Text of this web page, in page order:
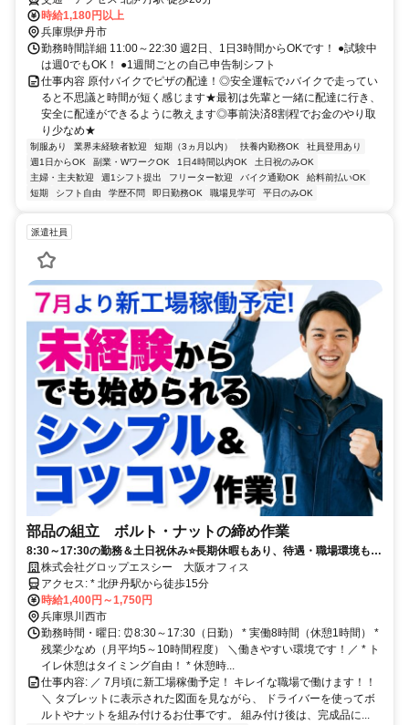
時給1,180円以上
兵庫県伊丹市
勤務時間詳細 11:00～22:30 週2日、1日3時間からOKです！ ●試験中
は週0でもOK！ ●1週間ごとの自己申告制シフト
仕事内容 原付バイクでピザの配達！◎安全運転で♪バイクで走ってい
ると不思議と時間が短く感じます★最初は先輩と一緒に配達に行き、
安全に配達ができるように教えます◎事前決済8割程でお金のやり取
り少なめ★
制服あり 業界未経験者歓迎 短期（3ヵ月以内） 扶養内勤務OK
社員登用あり
週1日からOK
副業・WワークOK 1日4時間以内OK
土日祝のみOK
主婦・主夫歓迎
週1シフト提出 フリーター歓迎 バイク通勤OK
給料前払いOK
短期
シフト自由 学歴不問 即日勤務OK 職場見学可 平日のみOK
派遣社員
部品の組立 ボルト・ナットの締め作業
8:30～17:30の勤務＆土日祝休み⭐️長期休暇もあり、待遇・職場環境も充
実！美味しい格安ランチあり！
株式会社グロップエスシー 大阪オフィス
アクセス: * 北伊丹駅から徒歩15分
時給1,400円～1,750円
兵庫県川西市
勤務時間・曜日: ⏰8:30～17:30（日勤） * 実働8時間（休憩1時間） *
残業少なめ（月平均5～10時間程度） ＼働きやすい環境です！／ * ト
イレ休憩はタイミング自由！ * 休憩時...
仕事内容: ／ 7月頃に新工場稼働予定！ キレイな職場で働けます！！
＼ タブレットに表示された図面を見ながら、 ドライバーを使ってボ
ルトやナットを組み付けるお仕事です。 組み付け後は、完成品に...